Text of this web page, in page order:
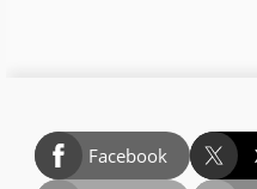
Facebook